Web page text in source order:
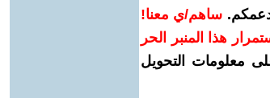
ساهم/ي معنا!
هذا المنبر الحر
معلومات التحويل